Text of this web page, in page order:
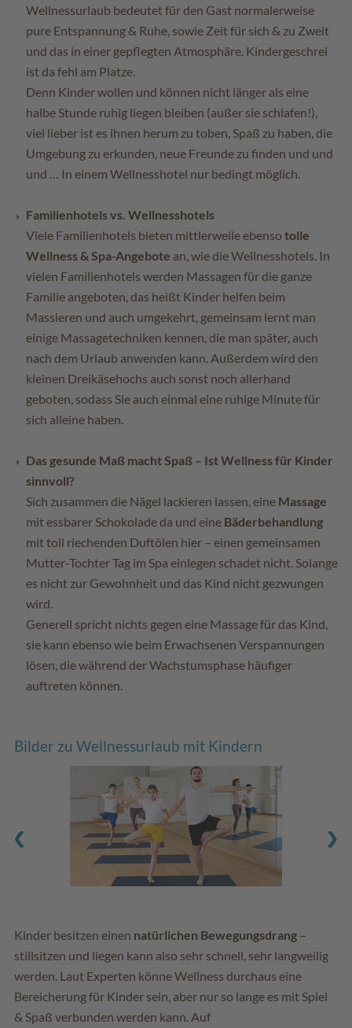
Wellnessurlaub bedeutet für den Gast normalerweise
pure Entspannung & Ruhe, sowie Zeit für sich & zu Zweit
und das in einer gepflegten Atmosphäre. Kindergeschrei
ist da fehl am Platze.
Denn Kinder wollen und können nicht länger als eine
halbe Stunde ruhig liegen bleiben (außer sie schlafen!),
viel lieber ist es ihnen herum zu toben, Spaß zu haben, die
Umgebung zu erkunden, neue Freunde zu finden und und
und … In einem Wellnesshotel nur bedingt möglich.
Familienhotels vs. Wellnesshotels
Viele Familienhotels bieten mittlerweile ebenso tolle
Wellness & Spa-Angebote an, wie die Wellnesshotels. In
vielen Familienhotels werden Massagen für die ganze
Familie angeboten, das heißt Kinder helfen beim
Massieren und auch umgekehrt, gemeinsam lernt man
einige Massagetechniken kennen, die man später, auch
nach dem Urlaub anwenden kann. Außerdem wird den
kleinen Dreikäsehochs auch sonst noch allerhand
geboten, sodass Sie auch einmal eine ruhige Minute für
sich alleine haben.
Das gesunde Maß macht Spaß – Ist Wellness für Kinder
sinnvoll?
Sich zusammen die Nägel lackieren lassen, eine Massage
mit essbarer Schokolade da und eine Bäderbehandlung
mit toll riechenden Duftölen hier – einen gemeinsamen
Mutter-Tochter Tag im Spa einlegen schadet nicht. Solange
es nicht zur Gewohnheit und das Kind nicht gezwungen
wird.
Generell spricht nichts gegen eine Massage für das Kind,
sie kann ebenso wie beim Erwachsenen Verspannungen
lösen, die während der Wachstumsphase häufiger
auftreten können.
Bilder zu Wellnessurlaub mit Kindern
Kinder besitzen einen natürlichen Bewegungsdrang –
stillsitzen und liegen kann also sehr schnell, sehr langweilig
werden. Laut Experten könne Wellness durchaus eine
Bereicherung für Kinder sein, aber nur so lange es mit Spiel
& Spaß verbunden werden kann. Auf